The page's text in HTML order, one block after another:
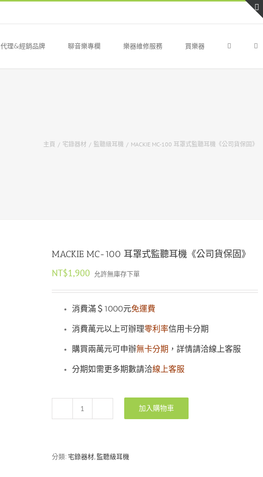
代理&經銷品牌 聊音樂專欄 樂器維修服務 買樂器
主頁 / 宅錄器材 / 監聽級耳機 / MACKIE MC-100 耳罩式監聽耳機《公司貨保固》
MACKIE MC-100 耳罩式監聽耳機《公司貨保固》
NT$1,900 允許無庫存下單
消費滿＄1000元免運費
消費萬元以上可辦理零利率信用卡分期
購買兩萬元可申辦無卡分期 ，詳情請洽線上客服
分期如需更多期數請洽線上客服
MACKIE
罩
加入購物車
分類: 宅錄器材, 監聽級耳機